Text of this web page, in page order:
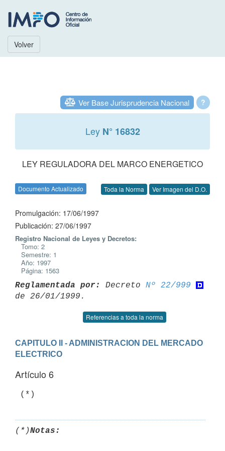
Volver
?
Ver Base Jurisprudencia Nacional
Ley N° 16832
LEY REGULADORA DEL MARCO ENERGETICO
Documento Actualizado Toda la Norma Ver Imagen del D.O.
Promulgación: 17/06/1997
Publicación: 27/06/1997
Registro Nacional de Leyes y Decretos:
Tomo: 2
Semestre: 1
Año: 1997
Página: 1563
Reglamentada por: Decreto Nº 22/999
Referencias a toda la norma
CAPITULO II - ADMINISTRACION DEL MERCADO
ELECTRICO
Artículo 6
(*)Notas: